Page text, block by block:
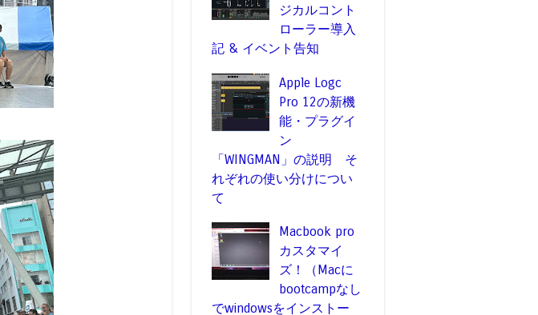
ジカルコント
ローラー導入
記 & イベント告知
Apple Logc
Pro 12の新機
能・プラグイ
ン
「WINGMAN」の説明 そ
れぞれの使い分けについ
て
Macbook pro
カスタマイ
ズ！（Macに
bootcampなし
でwindowsをインストー